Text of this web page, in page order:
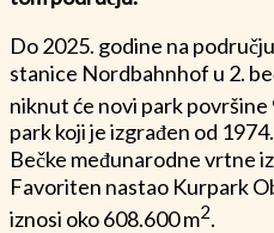
Do 2025. godine na
stanice Nordbahnhof u 2.
niknut će novi park površine
park koji je izgrađen od
Bečke međunarodne vrtne
Favoriten nastao Kurpark
iznosi oko 608.600 m2.